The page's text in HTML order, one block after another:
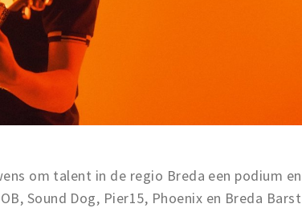
om talent in de regio Breda een podium en
Sound Dog, Pier15, Phoenix en Breda Barst